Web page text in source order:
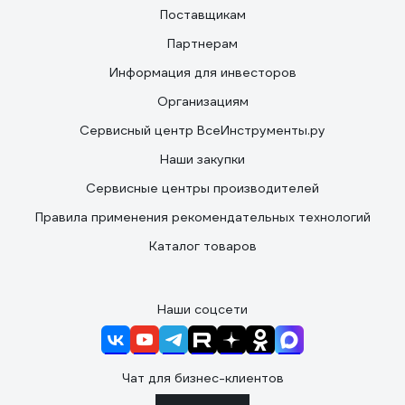
Поставщикам
Партнерам
Информация для инвесторов
Организациям
Сервисный центр ВсеИнструменты.ру
Наши закупки
Сервисные центры производителей
Правила применения рекомендательных технологий
Каталог товаров
Наши соцсети
Чат для бизнес-клиентов